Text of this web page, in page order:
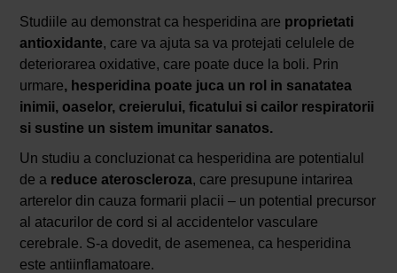
Studiile au demonstrat ca hesperidina are proprietati
antioxidante, care va ajuta sa va protejati celulele de
deteriorarea oxidative, care poate duce la boli. Prin
urmare, hesperidina poate juca un rol in sanatatea
inimii, oaselor, creierului, ficatului si cailor respiratorii
si sustine un sistem imunitar sanatos.
Un studiu a concluzionat ca hesperidina are potentialul
de a reduce ateroscleroza, care presupune intarirea
arterelor din cauza formarii placii – un potential precursor
al atacurilor de cord si al accidentelor vasculare
cerebrale. S-a dovedit, de asemenea, ca hesperidina
este antiinflamatoare.